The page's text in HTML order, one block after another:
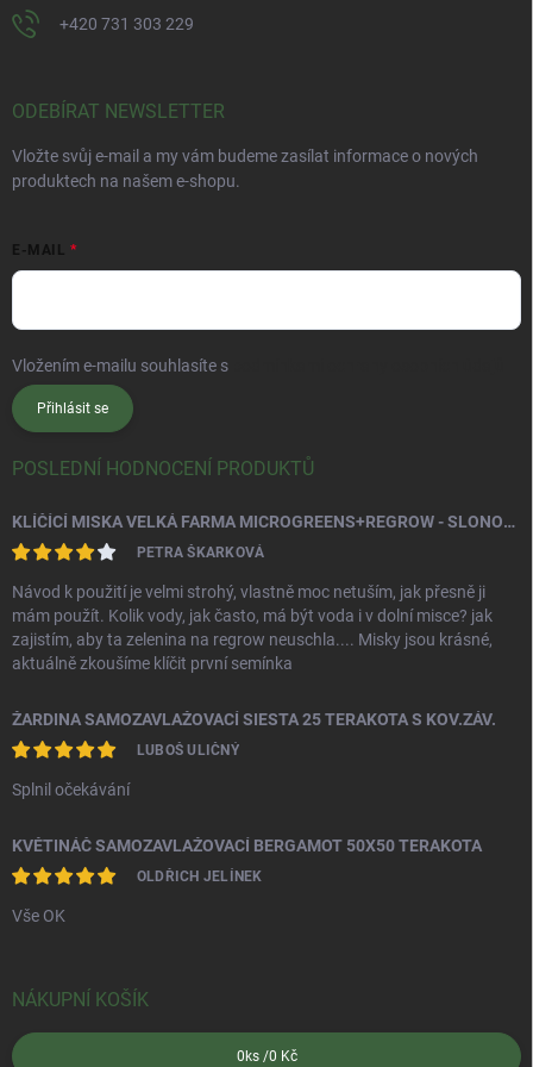
+420 731 303 229
ODEBÍRAT NEWSLETTER
Vložte svůj e-mail a my vám budeme zasílat informace o nových
produktech na našem e-shopu.
E-MAIL
Vložením e-mailu souhlasíte s
Přihlásit se
POSLEDNÍ HODNOCENÍ PRODUKTŮ
KLÍČÍCÍ MISKA VELKÁ FARMA MICROGREENS+REGROW - SLONOVÁ KOST
PETRA ŠKARKOVÁ
Návod k použití je velmi strohý, vlastně moc netuším, jak přesně ji
mám použít. Kolik vody, jak často, má být voda i v dolní misce? jak
zajistím, aby ta zelenina na regrow neuschla.... Misky jsou krásné,
aktuálně zkoušíme klíčit první semínka
ŽARDINA SAMOZAVLAŽOVACÍ SIESTA 25 TERAKOTA S KOV.ZÁV.
LUBOŠ ULIČNÝ
Splnil očekávání
KVĚTINÁČ SAMOZAVLAŽOVACÍ BERGAMOT 50X50 TERAKOTA
OLDŘICH JELÍNEK
Vše OK
NÁKUPNÍ KOŠÍK
0 ks /0 Kč